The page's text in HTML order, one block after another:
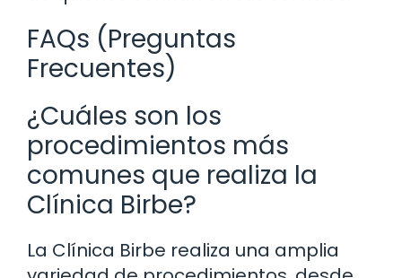
FAQs (Preguntas
Frecuentes)
¿Cuáles son los
procedimientos más
comunes que realiza la
Clínica Birbe?
La Clínica Birbe realiza una amplia